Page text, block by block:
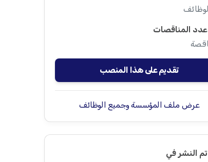
عدد المناقصات
تقديم على هذا المنصب
عرض ملف المؤسسة وجميع الوظائف
تم النشر في